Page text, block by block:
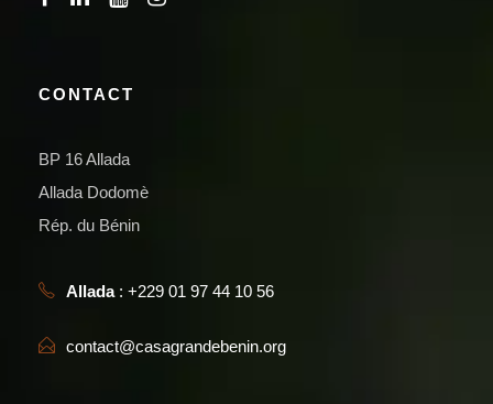
CONTACT
BP 16 Allada
Allada Dodomè
Rép. du Bénin
Allada: +229 01 97 44 10 56
contact@casagrandebenin.org